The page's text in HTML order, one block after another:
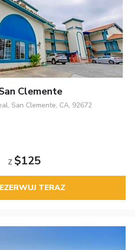
Clemente
San Clemente, CA, 92672
Z $125
TERAZ